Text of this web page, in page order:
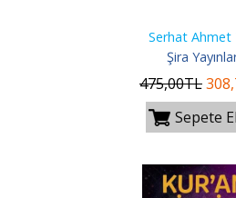
Serhat Ahmet
Şira
475,00TL308
Sepete